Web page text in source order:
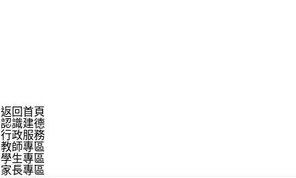
返回首頁
認識建德
行政服務
教師專區
學生專區
家長專區